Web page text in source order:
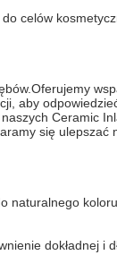
celów
aby
Ceramic
się ulepszać
naturalnego
dokładnej i